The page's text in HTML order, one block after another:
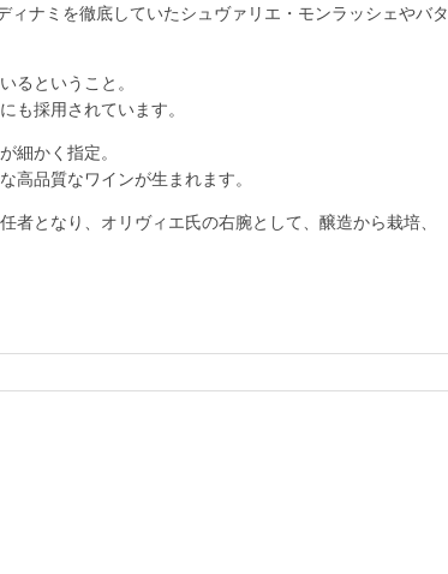
ナミを徹底していたシュヴァリエ・モンラッシェやバタ
るということ。
も採用されています。
細かく指定。
高品質なワインが生まれます。
となり、オリヴィエ氏の右腕として、醸造から栽培、